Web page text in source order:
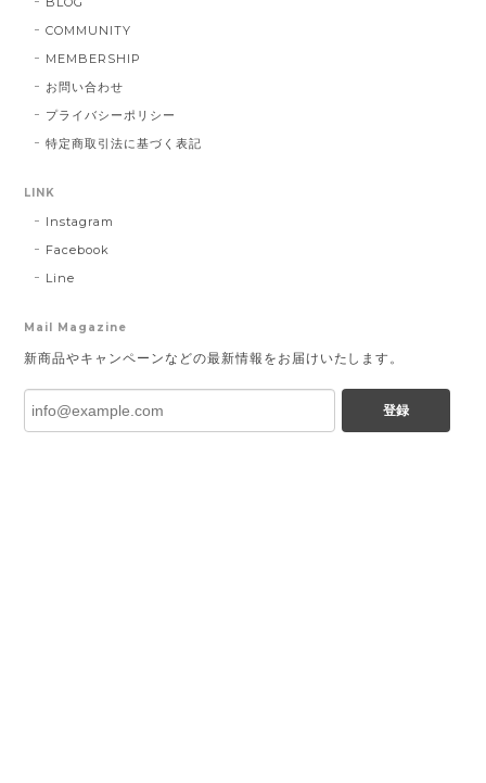
COMMUNITY
MEMBERSHIP
お問い合わせ
プライバシーポリシー
特定商取引法に基づく表記
LINK
Instagram
Facebook
Line
Mail Magazine
新商品やキャンペーンなどの最新情報をお届けいたします。
登録